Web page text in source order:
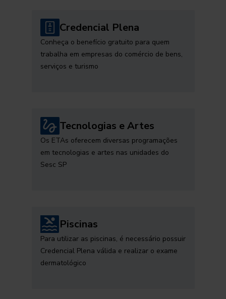
Credencial Plena
Conheça o benefício gratuito para quem
trabalha em empresas do comércio de bens,
serviços e turismo
Tecnologias e Artes
Os ETAs oferecem diversas programações
em tecnologias e artes nas unidades do
Sesc SP
Piscinas
Para utilizar as piscinas, é necessário possuir
Credencial Plena válida e realizar o exame
dermatológico